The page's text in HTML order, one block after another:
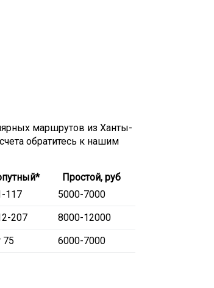
маршрутов из Ханты-
обратитесь к нашим
Простой, руб
117
5000-7000
207
8000-12000
75 6000-7000